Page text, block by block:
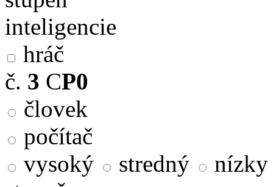
inteligencie
hráč
č. 3 CP0
človek
počítač
vysoký
stredný
nízky